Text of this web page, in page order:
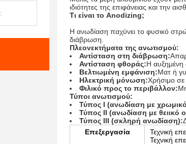
ιδιότητες της επιφάνειας και την
Τι είναι το Anodizing;
Η ανωδίαση παχύνει το φυσικό
διάβρωση.
Πλεονεκτήματα της ανωτισμού:
Αντίσταση στη διάβρωση:
Αντίσταση φθοράς:Η αυξημένη
Βελτιωμένη εμφάνιση:Ματ ή
Ηλεκτρική μόνωση:Χρήσιμο σε
Φιλικό προς το περιβάλλον:
Τύποι ανωτισμού:
Τύπος Ι (ανωδίαση με
Τύπος ΙΙ (ανωδίαση με θειικό
Τύπος III (σκληρή ανωδίαση):
Επεξεργασία
Τεχνική
Τεχνική